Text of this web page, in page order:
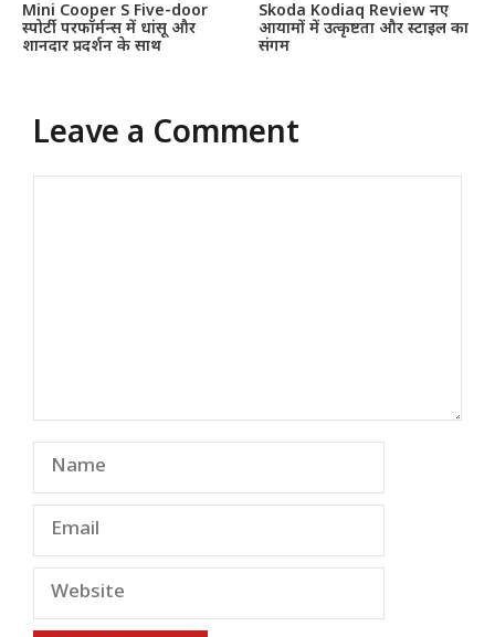
Mini Cooper S Five-door
स्पोर्टी परफॉर्मन्स में धांसू और
शानदार प्रदर्शन के साथ
Skoda Kodiaq Review नए
आयामों में उत्कृष्टता और स्टाइल का
संगम
Leave a Comment
Name
Email
Website